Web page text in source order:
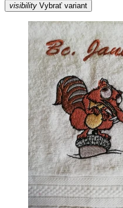
visibility Vybrať variant